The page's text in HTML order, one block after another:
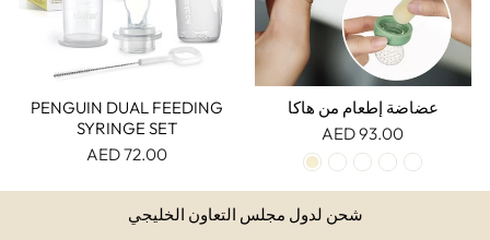
عضاضة إطعام من هاكا
93.00 AED
PENGUIN DUAL FEEDING
SYRINGE SET
72.00 AED
شحن لدول مجلس التعاون الخليجي